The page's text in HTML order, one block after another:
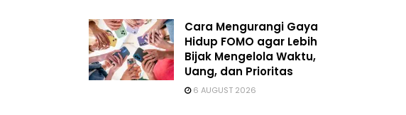
Cara Mengurangi Gaya
Hidup FOMO agar Lebih
Bijak Mengelola Waktu,
Uang, dan Prioritas
6 AUGUST 2026